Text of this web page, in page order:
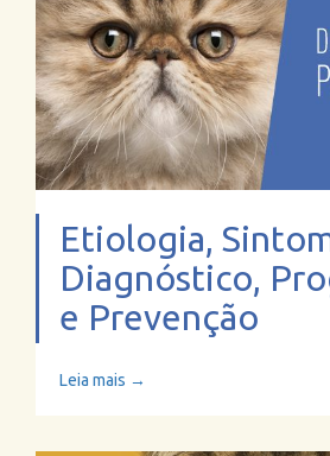
Etiologia,
Diagnóstico,
e Prevenção
Leia mais →